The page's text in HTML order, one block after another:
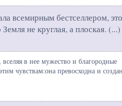
всемирным бестселлером, это
не круглая, а плоская. (...)
в нее мужество и благородные
чувствам:она превосходна и